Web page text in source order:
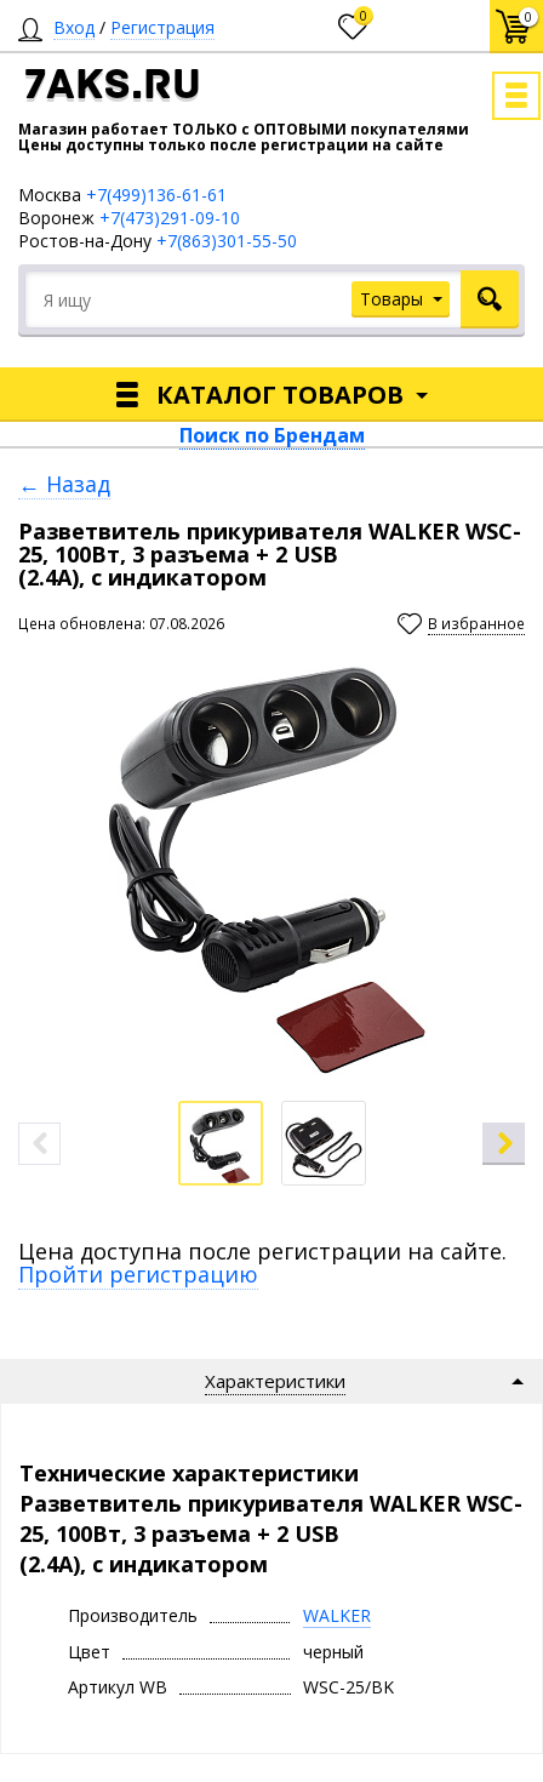
Вход / Регистрация 0 0
7AKS.RU
Магазин работает ТОЛЬКО с ОПТОВЫМИ покупателями
Цены доступны только после регистрации на сайте
Москва +7(499)136-61-61
Воронеж +7(473)291-09-10
Ростов-на-Дону +7(863)301-55-50
Товары
КАТАЛОГ ТОВАРОВ
Поиск по Брендам
← Назад
Разветвитель прикуривателя WALKER WSC-
25, 100Вт, 3 разъема + 2 USB
(2.4А), с индикатором
Цена обновлена: 07.08.2026 В избранное
Цена доступна после регистрации на сайте.
Пройти регистрацию
Характеристики
Технические характеристики
Разветвитель прикуривателя WALKER WSC-
25, 100Вт, 3 разъема + 2 USB
(2.4А), с индикатором
Производитель
WALKER
Цвет
черный
Артикул WB
WSC-25/BK